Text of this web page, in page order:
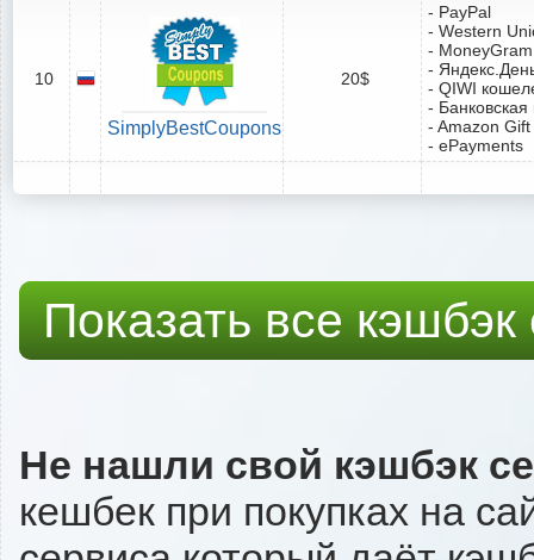
10
SimplyBestCoupons
20$
- PayPal
- Western
- MoneyGram
-
- QIWI
-
- Amazon
- ePayments
Показать все
Не нашли свой кэшбэк
кешбек при покупках на